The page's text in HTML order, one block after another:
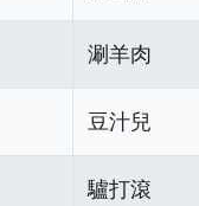
涮羊肉
豆汁兒
驢打滾